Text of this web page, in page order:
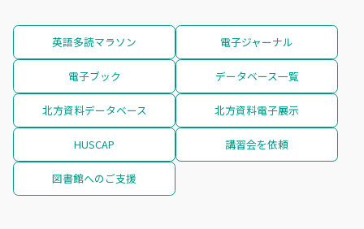
英語多読マラソン 電子ジャーナル
電子ブック データベース一覧
北方資料データベース 北方資料電子展示
HUSCAP 講習会を依頼
図書館へのご支援